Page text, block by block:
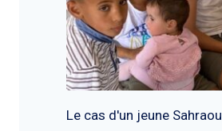
Le cas d'un jeune